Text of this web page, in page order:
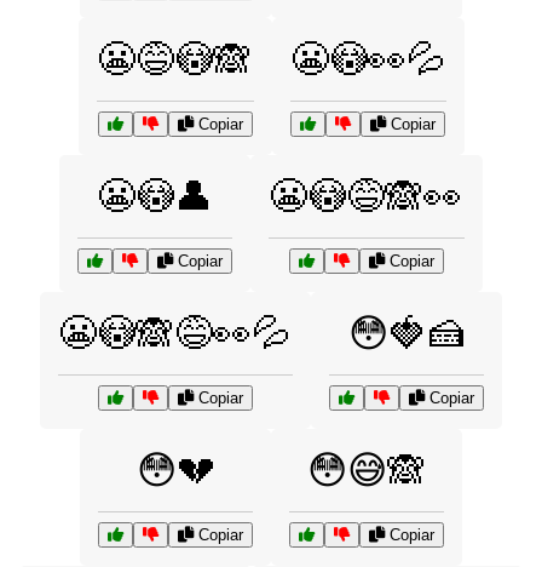
😬😅😳🙈
Copiar
😬😳👀💦
Copiar
😬😳👤
Copiar
😬😳😅🙈👀
Copiar
😬😳🙈😅👀💦
Copiar
😳🍓🍰
Copiar
😳💔
Copiar
😳😅🙈
Copiar